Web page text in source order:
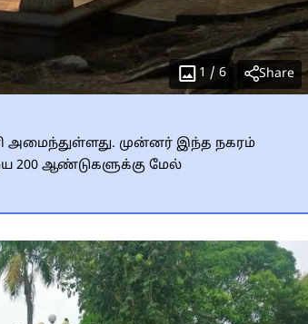
1 / 6 Share
அமைந்துள்ளது. முன்னர் இந்த நகரம்
200 ஆண்டுகளுக்கு மேல்